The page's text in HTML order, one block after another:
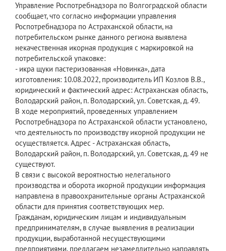
Управление Роспотребнадзора по Волгоградской области
сообщает, что согласно информации управления
Роспотребнадзора по Астраханской области, на
потребительском рынке данного региона выявлена
некачественная икорная продукция с маркировкой на
потребительской упаковке:
- икра щуки пастеризованная «Новинка», дата
изготовления: 10.08.2022, производитель ИП Козлов В.В.,
юридический и фактический адрес: Астраханская область,
Володарский район, п. Володарский, ул. Советская, д. 49.
В ходе мероприятий, проведенных управлением
Роспотребнадзора по Астраханской области установлено,
что деятельность по производству икорной продукции не
осуществляется. Адрес - Астраханская область,
Володарский район, п. Володарский, ул. Советская, д. 49 не
существуют.
В связи с высокой вероятностью нелегального
производства и оборота икорной продукции информация
направлена в правоохранительные органы Астраханской
области для принятия соответствующих мер.
Гражданам, юридическим лицам и индивидуальным
предпринимателям, в случае выявления в реализации
продукции, выработанной несуществующими
предприятиями, предлагаем незамедлительно направлять